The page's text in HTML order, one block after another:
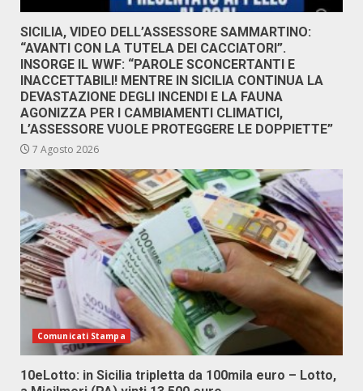
SICILIA, VIDEO DELL’ASSESSORE SAMMARTINO:
“AVANTI CON LA TUTELA DEI CACCIATORI”.
INSORGE IL WWF: “PAROLE SCONCERTANTI E
INACCETTABILI! MENTRE IN SICILIA CONTINUA LA
DEVASTAZIONE DEGLI INCENDI E LA FAUNA
AGONIZZA PER I CAMBIAMENTI CLIMATICI,
L’ASSESSORE VUOLE PROTEGGERE LE DOPPIETTE”
7 Agosto 2026
Comunicati Stampa
10eLotto: in Sicilia tripletta da 100mila euro – Lotto,